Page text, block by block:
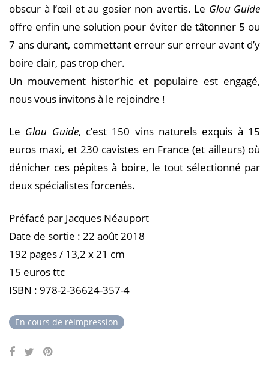
obscur à l’œil et au gosier non avertis. Le Glou Guide
offre enfin une solution pour éviter de tâtonner 5 ou
7 ans durant, commettant erreur sur erreur avant d’y
boire clair, pas trop cher.
Un mouvement histor’hic et populaire est engagé,
nous vous invitons à le rejoindre !
Le Glou Guide, c’est 150 vins naturels exquis à 15
euros maxi, et 230 cavistes en France (et ailleurs) où
dénicher ces pépites à boire, le tout sélectionné par
deux spécialistes forcenés.
Préfacé par Jacques Néauport
Date de sortie : 22 août 2018
192 pages / 13,2 x 21 cm
15 euros ttc
ISBN : 978-2-36624-357-4
En cours de réimpression